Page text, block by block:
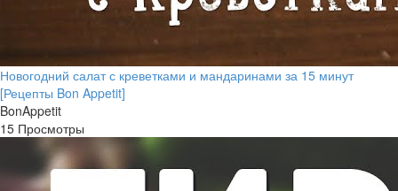
Новогодний салат с креветками и мандаринами за 15 минут
[Рецепты Bon Appetit]
BonAppetit
15 Просмотры